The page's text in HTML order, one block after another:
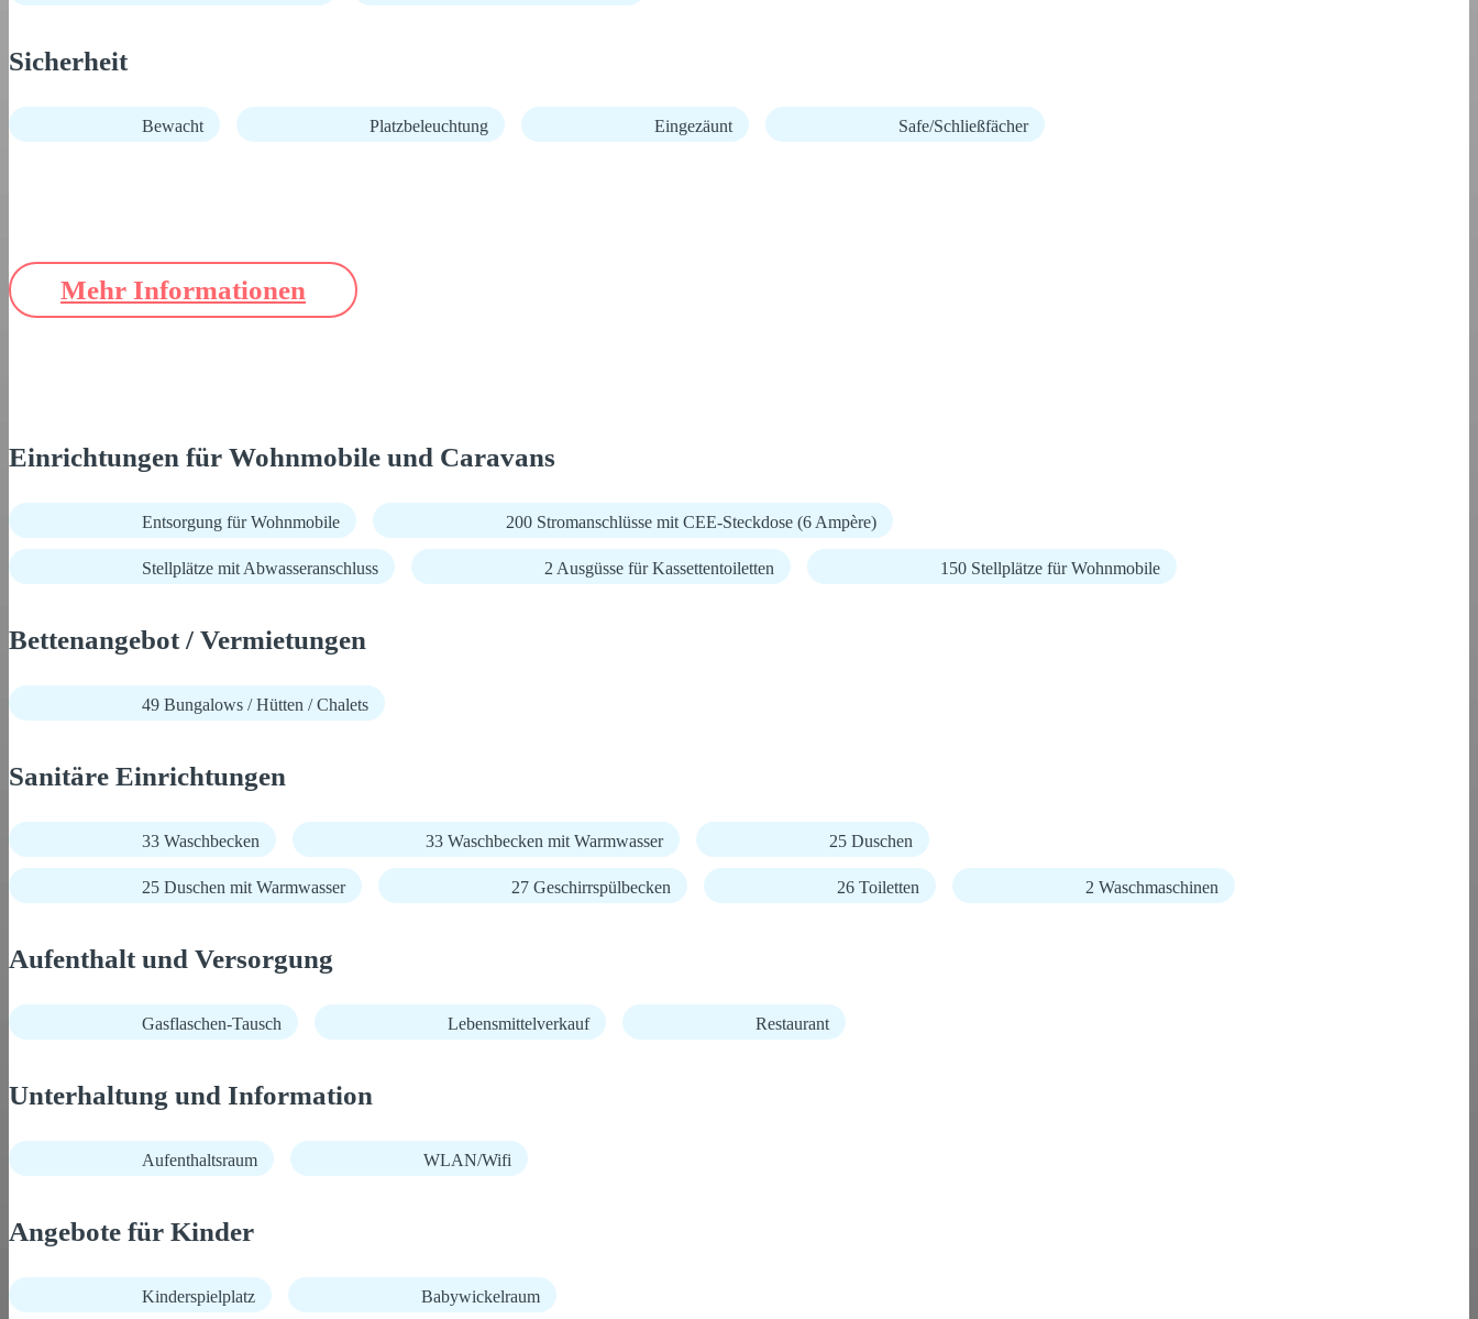
Sicherheit
Bewacht Platzbeleuchtung Eingezäunt Safe/Schließfächer
Mehr Informationen
Einrichtungen für Wohnmobile und Caravans
Entsorgung für Wohnmobile 200 Stromanschlüsse mit CEE-Steckdose (6 Ampère)
Stellplätze mit Abwasseranschluss 2 Ausgüsse für Kassettentoiletten 150 Stellplätze für Wohnmobile
Bettenangebot / Vermietungen
49 Bungalows / Hütten / Chalets
Sanitäre Einrichtungen
33 Waschbecken 33 Waschbecken mit Warmwasser 25 Duschen
25 Duschen mit Warmwasser 27 Geschirrspülbecken 26 Toiletten 2 Waschmaschinen
Aufenthalt und Versorgung
Gasflaschen-Tausch Lebensmittelverkauf Restaurant
Unterhaltung und Information
Aufenthaltsraum WLAN/Wifi
Angebote für Kinder
Kinderspielplatz Babywickelraum